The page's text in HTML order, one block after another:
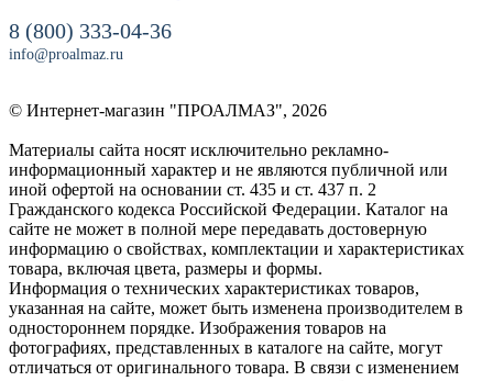
8 (800) 333-04-36
info@proalmaz.ru
© Интернет-магазин "ПРОАЛМАЗ", 2026
Материалы сайта носят исключительно рекламно-
информационный характер и не являются публичной или
иной офертой на основании ст. 435 и ст. 437 п. 2
Гражданского кодекса Российской Федерации. Каталог на
сайте не может в полной мере передавать достоверную
информацию о свойствах, комплектации и характеристиках
товара, включая цвета, размеры и формы.
Информация о технических характеристиках товаров,
указанная на сайте, может быть изменена производителем в
одностороннем порядке. Изображения товаров на
фотографиях, представленных в каталоге на сайте, могут
отличаться от оригинального товара. В связи с изменением